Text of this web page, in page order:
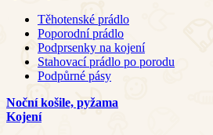
Těhotenské prádlo
Poporodní prádlo
Podprsenky na kojení
Stahovací prádlo po porodu
Podpůrné pásy
Noční košile, pyžama
Kojení